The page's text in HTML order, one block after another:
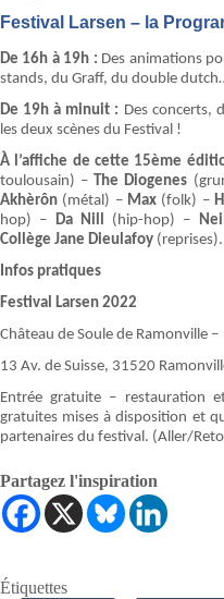
Festival Larsen – la
De 16h à 19h : Des animations
stands, du Graff, du double
De 19h à minuit : Des concerts,
les deux scènes du Festival !
À l’affiche de cette 15ème
toulousain) – The Diogenes
Akhèrôn (métal) – Max (folk) –
hop) – Da Nill (hip-hop) –
Collège Jane Dieulafoy (reprises).
Infos pratiques
Festival Larsen 2022
Château de Soule de Ramonville –
13 Av. de Suisse, 31520
Entrée gratuite – restauration
gratuites mises à disposition et
partenaires du festival. (Aller/
Partagez l'inspiration
Étiquettes